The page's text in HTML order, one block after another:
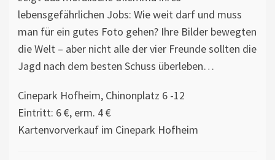
lebensgefährlichen Jobs: Wie weit darf und muss
man für ein gutes Foto gehen? Ihre Bilder bewegten
die Welt – aber nicht alle der vier Freunde sollten die
Jagd nach dem besten Schuss überleben…
Cinepark Hofheim, Chinonplatz 6 -12
Eintritt: 6 €, erm. 4 €
Kartenvorverkauf im Cinepark Hofheim